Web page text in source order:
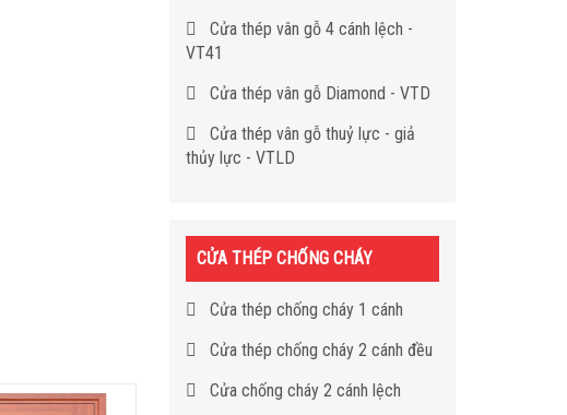
Cửa thép vân gỗ 4 cánh lệch -
VT41
Cửa thép vân gỗ Diamond - VTD
Cửa thép vân gỗ thuỷ lực - giả
thủy lực - VTLD
CỬA THÉP CHỐNG CHÁY
Cửa thép chống cháy 1 cánh
Cửa thép chống cháy 2 cánh đều
Cửa chống cháy 2 cánh lệch